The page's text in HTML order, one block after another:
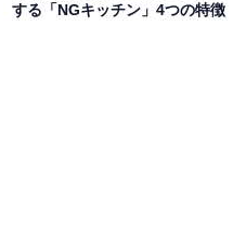
する「NGキッチン」4つの特徴